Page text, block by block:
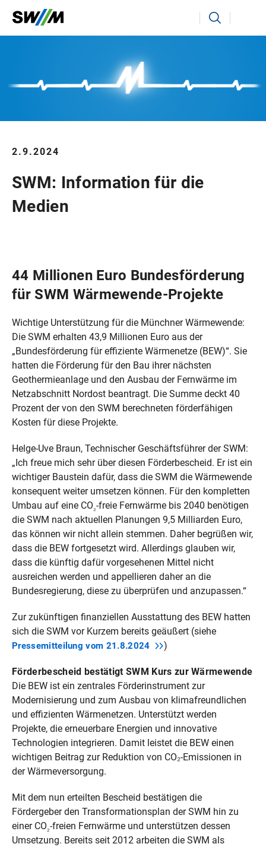
Ihr Suchbegriff Suchen
2.9.2024
SWM: Information für die
Medien
44 Millionen Euro Bundesförderung
für SWM Wärmewende-Projekte
Wichtige Unterstützung für die Münchner Wärmewende:
Die SWM erhalten 43,9 Millionen Euro aus der
„Bundesförderung für effiziente Wärmenetze (BEW)“. Sie
hatten die Förderung für den Bau ihrer nächsten
Geothermieanlage und den Ausbau der Fernwärme im
Netzabschnitt Nordost beantragt. Die Summe deckt 40
Prozent der von den SWM berechneten förderfähigen
Kosten für diese Projekte.
Helge-Uve Braun, Technischer Geschäftsführer der SWM:
„Ich freue mich sehr über diesen Förderbescheid. Er ist ein
wichtiger Baustein dafür, dass die SWM die Wärmewende
konsequent weiter umsetzen können. Für den kompletten
Umbau auf eine CO₂-freie Fernwärme bis 2040 benötigen
die SWM nach aktuellen Planungen 9,5 Milliarden Euro,
das können wir nicht allein stemmen. Daher begrüßen wir,
dass die BEW fortgesetzt wird. Allerdings glauben wir,
dass die künftig dafür vorgesehenen Mittel nicht
ausreichen werden und appellieren daher an die
Bundesregierung, diese zu überprüfen und anzupassen.“
Zur zukünftigen finanziellen Ausstattung des BEW hatten
sich die SWM vor Kurzem bereits geäußert (siehe
Pressemitteilung vom 21.8.2024 )
Förderbescheid bestätigt SWM Kurs zur Wärmewende
Die BEW ist ein zentrales Förderinstrument zur
Modernisierung und zum Ausbau von klimafreundlichen
und effizienten Wärmenetzen. Unterstützt werden
Projekte, die erneuerbare Energien und innovative
Technologien integrieren. Damit leistet die BEW einen
wichtigen Beitrag zur Reduktion von CO₂-Emissionen in
der Wärmeversorgung.
Mit dem nun erteilten Bescheid bestätigen die
Fördergeber den Transformationsplan der SWM hin zu
einer CO₂-freien Fernwärme und unterstützen dessen
Umsetzung. Bereits seit 2012 arbeiten die SWM als